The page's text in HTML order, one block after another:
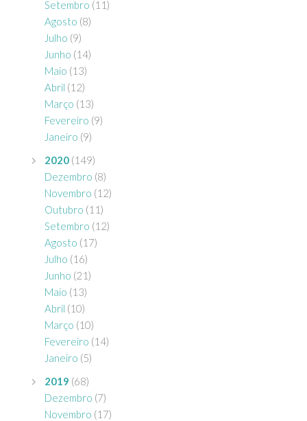
Setembro (11)
Agosto (8)
Julho (9)
Junho (14)
Maio (13)
Abril (12)
Março (13)
Fevereiro (9)
Janeiro (9)
2020 (149)
Dezembro (8)
Novembro (12)
Outubro (11)
Setembro (12)
Agosto (17)
Julho (16)
Junho (21)
Maio (13)
Abril (10)
Março (10)
Fevereiro (14)
Janeiro (5)
2019 (68)
Dezembro (7)
Novembro (17)